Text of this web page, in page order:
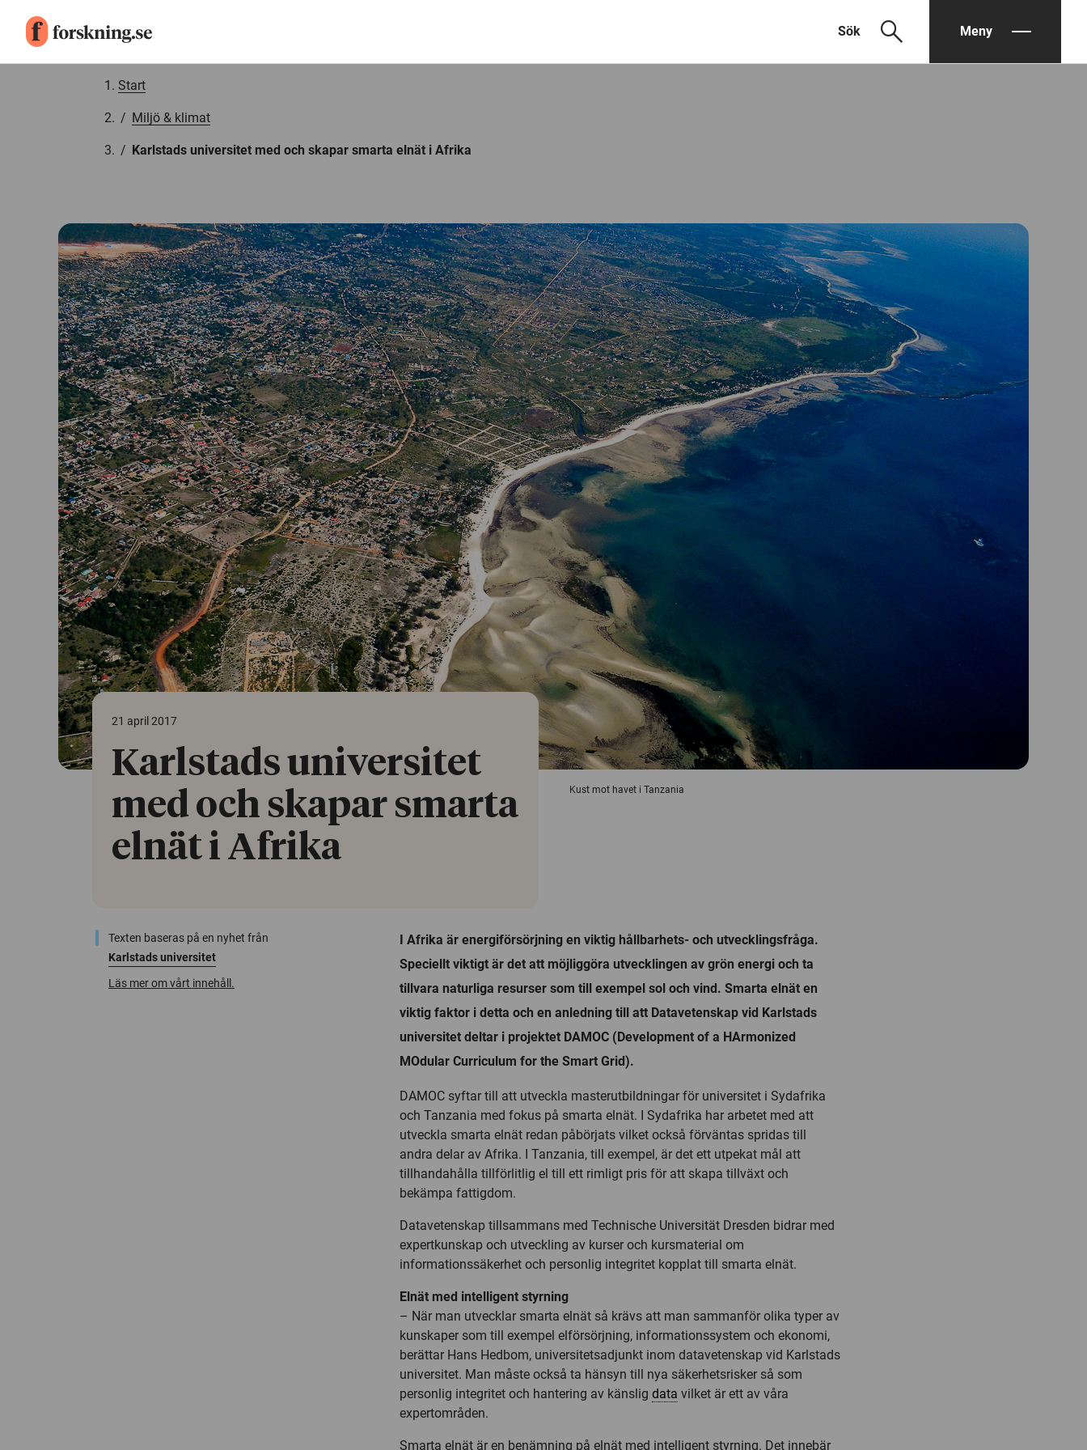
Sök search Meny
Start
/ Miljö & klimat
/ Karlstads universitet med och skapar smarta elnät i Afrika
Kust mot havet i Tanzania
21 april 2017
Karlstads universitet
med och skapar smarta
elnät i Afrika
Texten baseras på en nyhet från
Karlstads universitet
Läs mer om vårt innehåll.
I Afrika är energiförsörjning en viktig hållbarhets- och utvecklingsfråga.
Speciellt viktigt är det att möjliggöra utvecklingen av grön energi och ta
tillvara naturliga resurser som till exempel sol och vind. Smarta elnät en
viktig faktor i detta och en anledning till att Datavetenskap vid Karlstads
universitet deltar i projektet DAMOC (Development of a HArmonized
MOdular Curriculum for the Smart Grid).
DAMOC syftar till att utveckla masterutbildningar för universitet i Sydafrika
och Tanzania med fokus på smarta elnät. I Sydafrika har arbetet med att
utveckla smarta elnät redan påbörjats vilket också förväntas spridas till
andra delar av Afrika. I Tanzania, till exempel, är det ett utpekat mål att
tillhandahålla tillförlitlig el till ett rimligt pris för att skapa tillväxt och
bekämpa fattigdom.
Datavetenskap tillsammans med Technische Universität Dresden bidrar med
expertkunskap och utveckling av kurser och kursmaterial om
informationssäkerhet och personlig integritet kopplat till smarta elnät.
Elnät med intelligent styrning
– När man utvecklar smarta elnät så krävs att man sammanför olika typer av
kunskaper som till exempel elförsörjning, informationssystem och ekonomi,
berättar Hans Hedbom, universitetsadjunkt inom datavetenskap vid Karlstads
universitet. Man måste också ta hänsyn till nya säkerhetsrisker så som
personlig integritet och hantering av känslig data vilket är ett av våra
expertområden.
Smarta elnät är en benämning på elnät med intelligent styrning. Det innebär